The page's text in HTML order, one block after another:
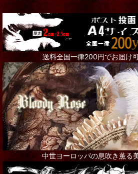
送料全国一律200円でお届け
中世ヨーロッパの息吹き薫る